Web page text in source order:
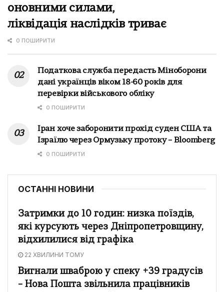
оновними силами,
ліквідація наслідків триває
0 ПОШИРИТИ
Податкова служба передасть Міноборони
дані українців віком 18-60 років для
перевірки військового обліку
0 ПОШИРИТИ
Іран хоче заборонити прохід суден США та
Ізраїлю через Ормузьку протоку – Bloomberg
0 ПОШИРИТИ
ОСТАННІ НОВИНИ
Затримки до 10 годин: низка поїздів,
які курсують через Дніпропетровщину,
відхилилися від графіка
22 ХВИЛИНИ ТОМУ
Вигнали шваброю у спеку +39 градусів
– Нова Пошта звільнила працівників